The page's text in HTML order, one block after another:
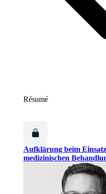
Résumé
Aufklärung beim
medizinischen